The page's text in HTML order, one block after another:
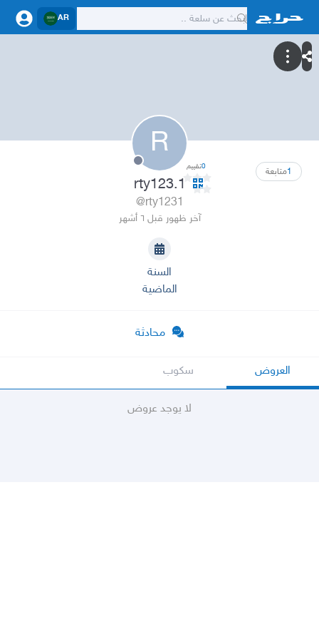
AR
R
1متابعة 0تقييم
rty123.1
@rty1231
آخر ظهور قبل ٦ أشهر
السنة
الماضية
محادثة
العروض سكوب
لا يوجد عروض